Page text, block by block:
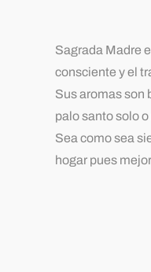
Sagrada Madre
consciente y el
Sus aromas son
palo santo solo
Sea como sea
hogar pues